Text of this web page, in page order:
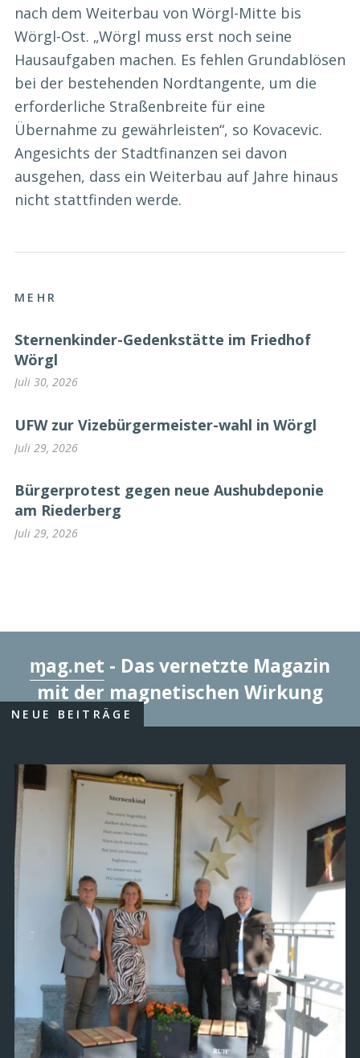
nach dem Weiterbau von Wörgl-Mitte bis
Wörgl-Ost. „Wörgl muss erst noch seine
Hausaufgaben machen. Es fehlen Grundablösen
bei der bestehenden Nordtangente, um die
erforderliche Straßenbreite für eine
Übernahme zu gewährleisten“, so Kovacevic.
Angesichts der Stadtfinanzen sei davon
ausgehen, dass ein Weiterbau auf Jahre hinaus
nicht stattfinden werde.
MEHR
Sternenkinder-Gedenkstätte im Friedhof
Wörgl
Juli 30, 2026
UFW zur Vizebürgermeister-wahl in Wörgl
Juli 29, 2026
Bürgerprotest gegen neue Aushubdeponie
am Riederberg
Juli 29, 2026
ɱag.net - Das vernetzte Magazin
mit der magnetischen Wirkung
NEUE BEITRÄGE